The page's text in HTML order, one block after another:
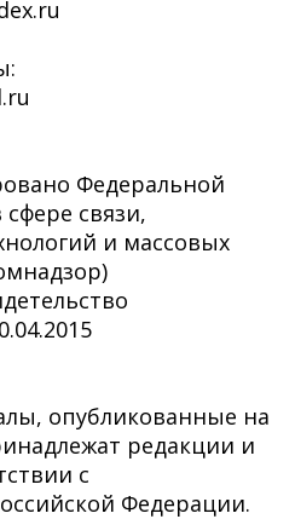
Федеральной
связи,
и массовых
опубликованные на
редакции и
с
Федерации.